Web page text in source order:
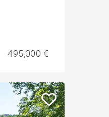
495,000 €